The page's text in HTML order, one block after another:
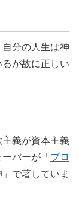
分の人生は神
が故に正しい
義が資本主義
バーが「 プロ
」で著していま